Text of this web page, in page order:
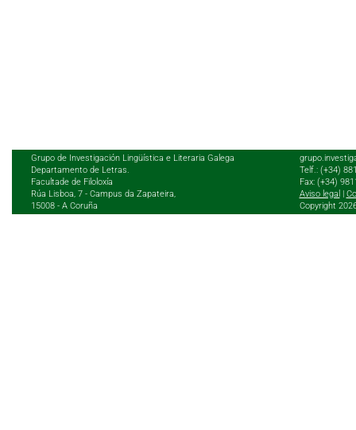
Grupo de Investigación Lingüística e Literaria Galega
Departamento de Letras.
Facultade de Filoloxía
Rúa Lisboa, 7 - Campus da Zapateira,
15008 - A Coruña
Telf.: (+34)
Fax: (+34)
Aviso legal |
Copyright